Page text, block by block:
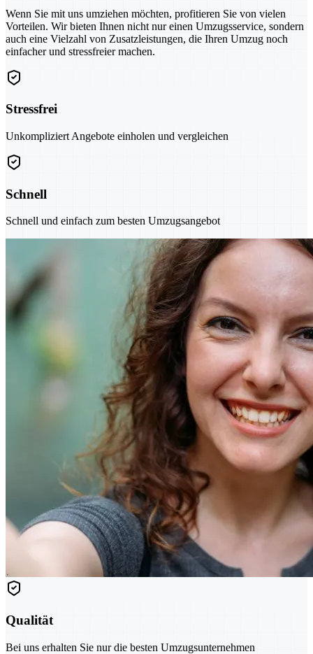
Wenn Sie mit uns umziehen möchten, profitieren Sie von vielen
Vorteilen. Wir bieten Ihnen nicht nur einen Umzugsservice, sondern
auch eine Vielzahl von Zusatzleistungen, die Ihren Umzug noch
einfacher und stressfreier machen.
Stressfrei
Unkompliziert Angebote einholen und vergleichen
Schnell
Schnell und einfach zum besten Umzugsangebot
Qualität
Bei uns erhalten Sie nur die besten Umzugsunternehmen